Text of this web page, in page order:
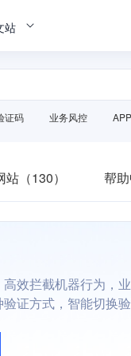
站
证码 业务风控
站（130） 帮助
效拦截机器行为，
证方式，智能切换验